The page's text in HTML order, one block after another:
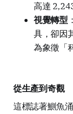
高達
視覺轉型
具，卻因
為象徵「
從生產到奇觀
這標誌著鰂魚